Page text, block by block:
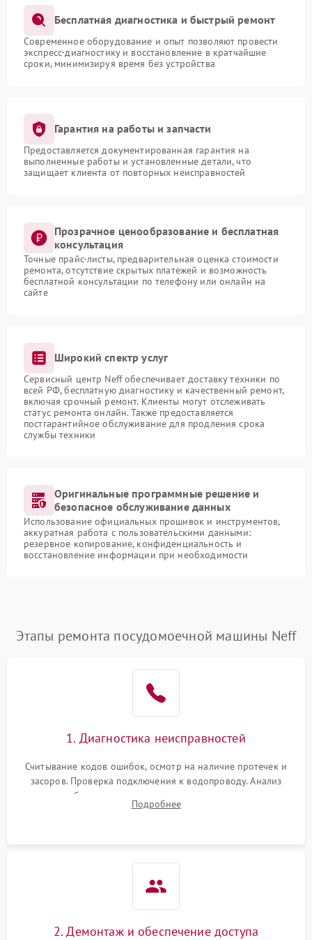
Бесплатная диагностика и быстрый ремонт
Современное оборудование и опыт позволяют провести
экспресс-диагностику и восстановление в кратчайшие
сроки, минимизируя время без устройства
Гарантия на работы и запчасти
Предоставляется документированная гарантия на
выполненные работы и установленные детали, что
защищает клиента от повторных неисправностей
Прозрачное ценообразование и бесплатная
консультация
Точные прайс-листы, предварительная оценка стоимости
ремонта, отсутствие скрытых платежей и возможность
бесплатной консультации по телефону или онлайн на
сайте
Широкий спектр услуг
Сервисный центр Neff обеспечивает доставку техники по
всей РФ, бесплатную диагностику и качественный ремонт,
включая срочный ремонт. Клиенты могут отслеживать
статус ремонта онлайн. Также предоставляется
постгарантийное обслуживание для продления срока
службы техники
Оригинальные программные решение и
безопасное обслуживание данных
Использование официальных прошивок и инструментов,
аккуратная работа с пользовательскими данными:
резервное копирование, конфиденциальность и
восстановление информации при необходимости
Этапы ремонта посудомоечной машины Neff
1. Диагностика неисправностей
Считывание кодов ошибок, осмотр на наличие протечек и
засоров. Проверка подключения к водопроводу. Анализ
жалоб на отсутствие слива, нагрева, вращения
разбрызгивателей или срабатывание системы защиты
Подробнее
2. Демонтаж и обеспечение доступа